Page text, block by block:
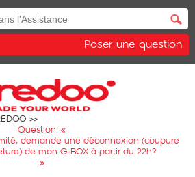
Poser une question
Question: «
demande une déconnexion (coupure
de mon G-BOX à partir du 22h?
»